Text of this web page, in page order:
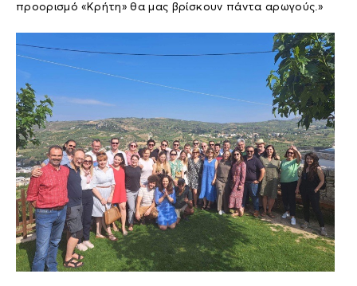
προορισμό «Κρήτη» θα μας βρίσκουν πάντα αρωγούς.»